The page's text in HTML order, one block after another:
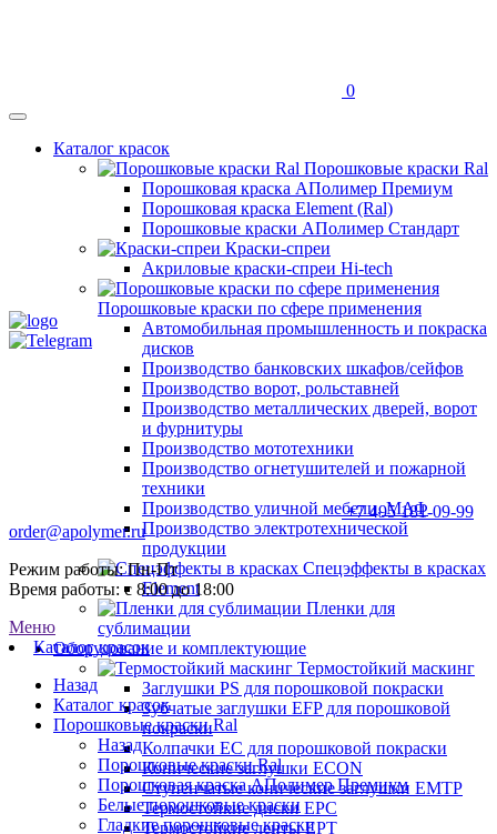
0
Каталог красок
Порошковые краски Ral
Порошковая краска АПолимер Премиум
Порошковая краска Element (Ral)
Порошковые краски АПолимер Стандарт
Краски-спреи
Акриловые краски-спреи Hi-tech
Порошковые краски по сфере применения
Автомобильная промышленность и покраска
дисков
Производство банковских шкафов/сейфов
Производство ворот, рольставней
Производство металлических дверей, ворот
и фурнитуры
Производство мототехники
Производство огнетушителей и пожарной
техники
Производство уличной мебели, МАФ
Производство электротехнической
продукции
Спецэффекты в красках
Element
Пленки для
сублимации
Оборудование и комплектующие
Термостойкий маскинг
Заглушки PS для порошковой покраски
Зубчатые заглушки EFP для порошковой
покраски
Колпачки ЕС для порошковой покраски
Конические заглушки ECON
Ступенчатые конические заглушки EMTP
Термостойкие диски EPC
Термостойкие ленты EPT
+7 495 181-09-99
order@apolymer.ru
Режим работы: Пн-Пт
Время работы: с 8:00 до 18:00
Меню
Каталог красок
Назад
Каталог красок
Порошковые краски Ral
Назад
Порошковые краски Ral
Порошковая краска АПолимер Премиум
Белые порошковые краски
Гладкие порошковые краски